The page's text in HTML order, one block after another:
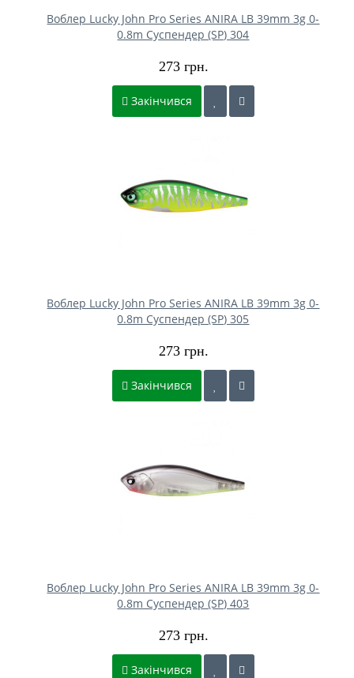
Воблер Lucky John Pro Series ANIRA LB 39mm 3g 0-
0.8m Cуспендер (SP) 304
273 грн.
Закінчився
Воблер Lucky John Pro Series ANIRA LB 39mm 3g 0-
0.8m Cуспендер (SP) 305
273 грн.
Закінчився
Воблер Lucky John Pro Series ANIRA LB 39mm 3g 0-
0.8m Cуспендер (SP) 403
273 грн.
Закінчився